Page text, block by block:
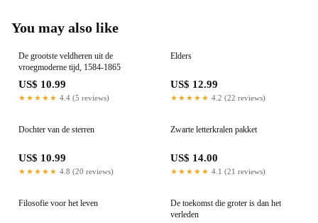
You may also like
De grootste veldheren uit de
vroegmoderne tijd, 1584-1865
US$ 10.99
★★★★★ 4.4 (5 reviews)
Elders
US$ 12.99
★★★★★ 4.2 (22 reviews)
Dochter van de sterren
US$ 10.99
★★★★★ 4.8 (20 reviews)
Zwarte letterkralen pakket
US$ 14.00
★★★★★ 4.1 (21 reviews)
Filosofie voor het leven
De toekomst die groter is dan het
verleden